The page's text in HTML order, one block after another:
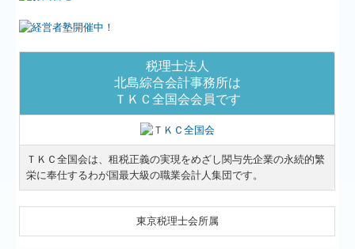
税理士法人
北島綜合会計事務所は
ＴＫＣ全国会会員です
ＴＫＣ全国会は、租税正義の実現をめざし関与先企業の永続的繁
栄に奉仕するわが国最大級の職業会計人集団です。
東京税理士会所属